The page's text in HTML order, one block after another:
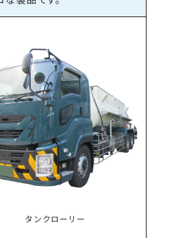
タンクローリー